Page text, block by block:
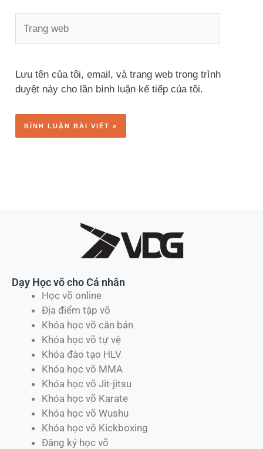
web
Lưu tên của tôi, email, và trang web trong trình
duyệt này cho lần bình luận kế tiếp của tôi.
Dạy Học võ cho Cá nhân
Học võ online
Địa điểm tập võ
Khóa học võ căn bản
Khóa học võ tự vệ
Khóa đào tạo HLV
Khóa học võ MMA
Khóa học võ Jit-jitsu
Khóa học võ Karate
Khóa học võ Wushu
Khóa học võ Kickboxing
Đăng ký học võ